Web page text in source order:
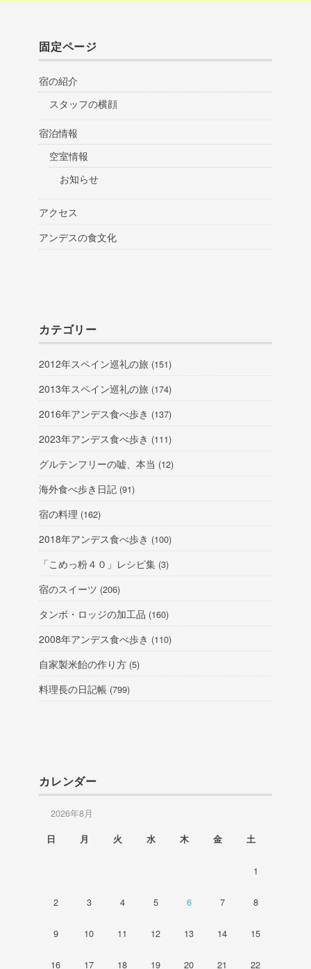
固定ページ
宿の紹介
スタッフの横顔
宿泊情報
空室情報
お知らせ
アクセス
アンデスの食文化
カテゴリー
2012年スペイン巡礼の旅 (151)
2013年スペイン巡礼の旅 (174)
2016年アンデス食べ歩き (137)
2023年アンデス食べ歩き (111)
グルテンフリーの嘘、本当 (12)
海外食べ歩き日記 (91)
宿の料理 (162)
2018年アンデス食べ歩き (100)
「こめっ粉４０」レシピ集 (3)
宿のスイーツ (206)
タンボ・ロッジの加工品 (160)
2008年アンデス食べ歩き (110)
自家製米飴の作り方 (5)
料理長の日記帳 (799)
カレンダー
2026年8月
日 月 火 水 木 金 土
1
2 3 4 5 6 7 8
9 10 11 12 13 14 15
16 17 18 19 20 21 22